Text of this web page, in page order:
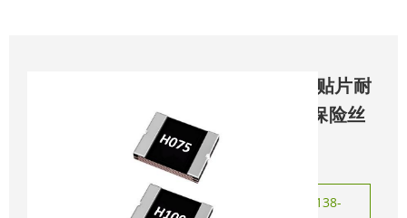
1210LT系列贴片耐
高温自恢复保险丝
咨询热线：138-